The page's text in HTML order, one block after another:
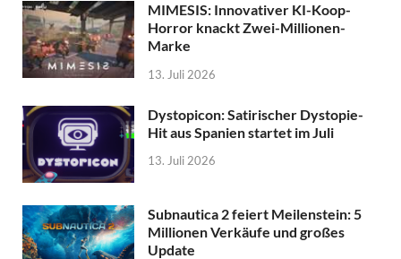
MIMESIS: Innovativer KI-Koop-
Horror knackt Zwei-Millionen-
Marke
13. Juli 2026
Dystopicon: Satirischer Dystopie-
Hit aus Spanien startet im Juli
13. Juli 2026
Subnautica 2 feiert Meilenstein: 5
Millionen Verkäufe und großes
Update